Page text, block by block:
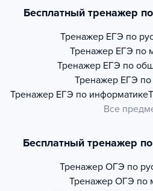
Бесплатный тренажер
Тренажер ЕГЭ по
Тренажер ЕГЭ по
Тренажер ЕГЭ по
Тренажер ЕГЭ по
Тренажер ЕГЭ по информатике
Все
Бесплатный тренажер
Тренажер ОГЭ по
Тренажер ОГЭ по